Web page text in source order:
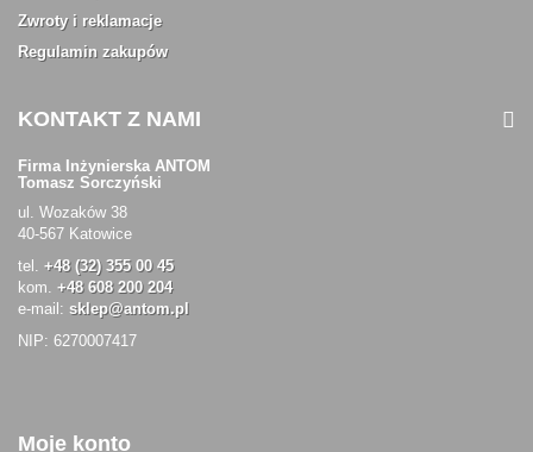
Zwroty i reklamacje
Regulamin zakupów
KONTAKT Z NAMI
Firma Inżynierska ANTOM
Tomasz Sorczyński
ul. Wozaków 38
40-567 Katowice
tel. +48 (32) 355 00 45
kom. +48 608 200 204
e-mail: sklep@antom.pl
NIP: 6270007417
Moje konto